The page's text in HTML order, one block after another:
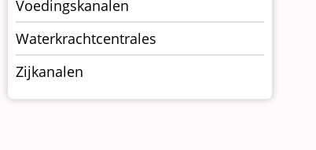
Voedingskanalen
Waterkrachtcentrales
Zijkanalen